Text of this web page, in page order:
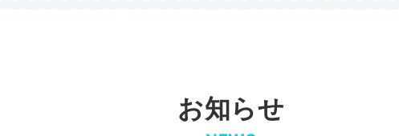
お知らせ